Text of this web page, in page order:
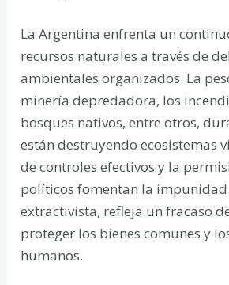
La Argentina enfrenta un
recursos naturales a través de
ambientales organizados. La
minería depredadora, los
bosques nativos, entre otros,
están destruyendo ecosistemas
de controles efectivos y la
políticos fomentan la
extractivista, refleja un fracaso
proteger los bienes comunes y
humanos.